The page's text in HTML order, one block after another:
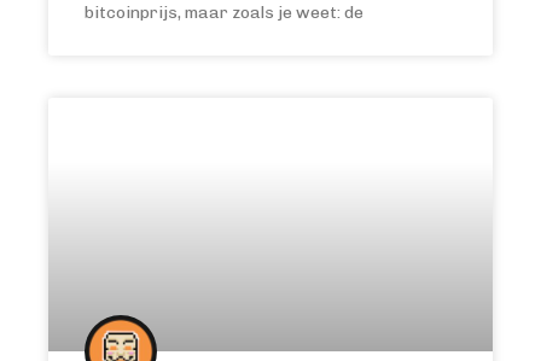
bitcoinprijs, maar zoals je weet: de